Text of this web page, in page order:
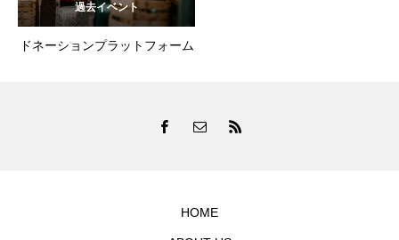
過去イベント
ドネーションプラットフォーム
HOME